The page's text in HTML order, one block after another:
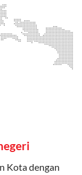
Kota dengan